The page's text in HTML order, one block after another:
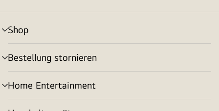
Shop
Menü
umschalten
Bestellung stornieren
Menü
umschalten
Home Entertainment
Menü
umschalten